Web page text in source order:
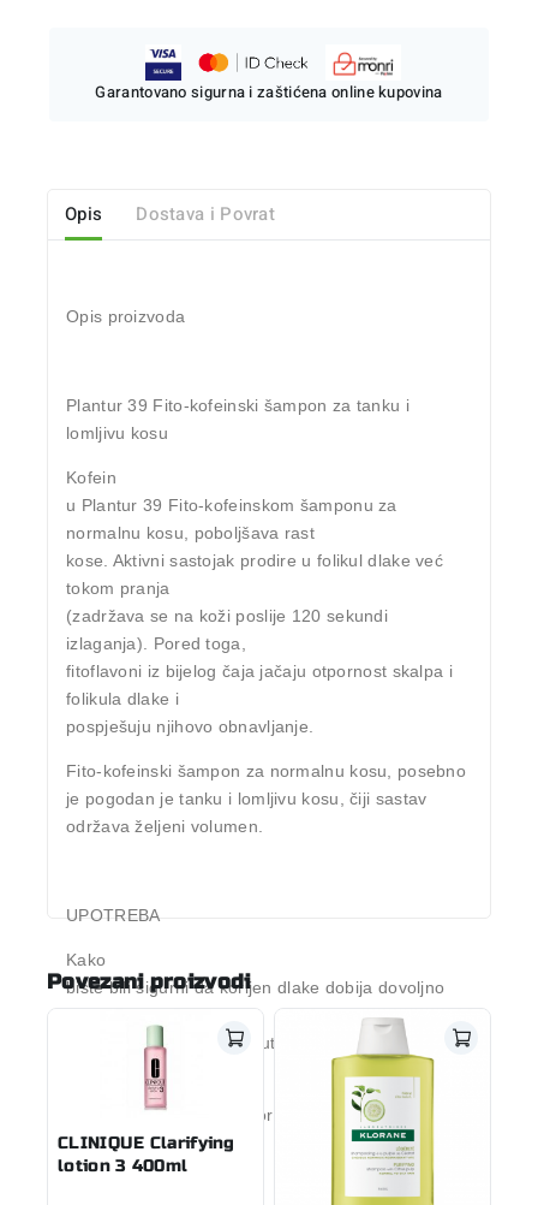
Garantovano sigurna i zaštićena online kupovina
Opis Dostava i Povrat
Opis proizvoda
Plantur 39 Fito-kofeinski šampon za tanku i
lomljivu kosu
Kofein
u Plantur 39 Fito-kofeinskom šamponu za
normalnu kosu, poboljšava rast
kose. Aktivni sastojak prodire u folikul dlake već
tokom pranja
(zadržava se na koži poslije 120 sekundi
izlaganja). Pored toga,
fitoflavoni iz bijelog čaja jačaju otpornost skalpa i
folikula dlake i
pospješuju njihovo obnavljanje.
Fito-kofeinski šampon za normalnu kosu, posebno
je pogodan je tanku i lomljivu kosu, čiji sastav
održava željeni volumen.
UPOTREBA
Kako
biste bili sigurni da korijen dlake dobija dovoljno
kofeina, ostavite
šampon da djeluje 2 minuta nakon nanošenja, a
zatim isperite.
Kofein se zadržava na korijenu dlake 24 sata.
PAKOVANJE: 200ml
Povezani proizvodi
CLINIQUE Clarifying
lotion 3 400ml